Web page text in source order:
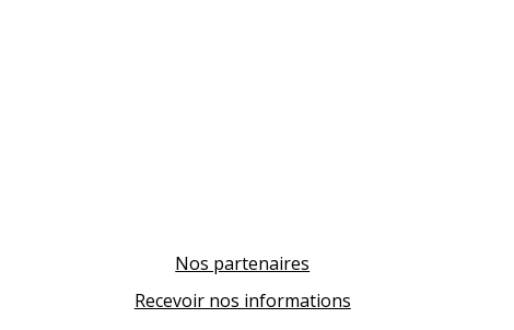
Nos partenaires
Recevoir nos informations